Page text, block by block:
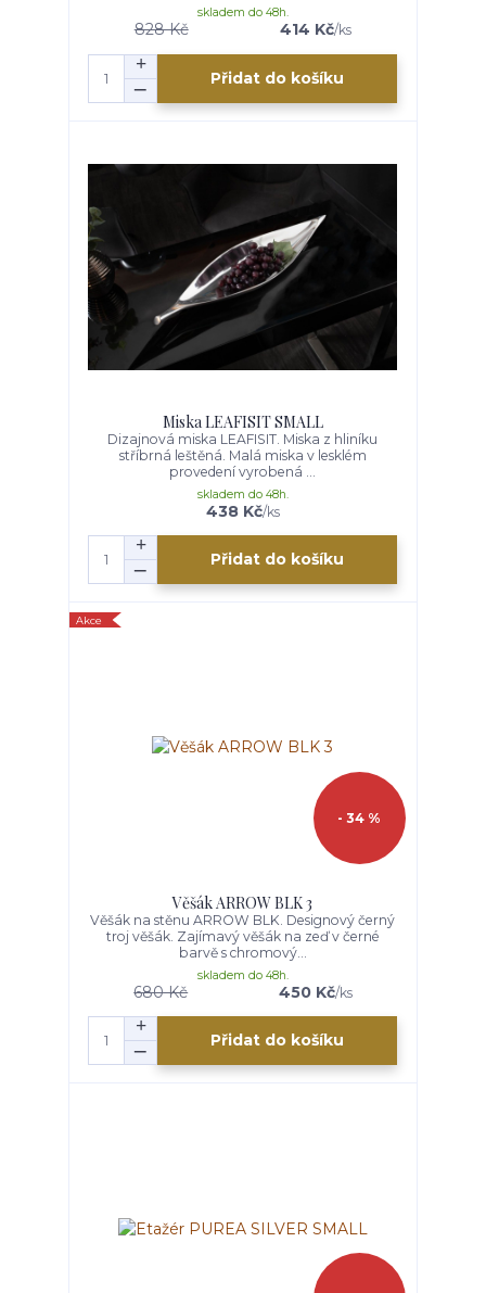
828 Kč 414 Kč/ks
skladem do 48h.
Přidat do košíku
Miska LEAFISIT SMALL
Dizajnová miska LEAFISIT. Miska z hliníku
stříbrná leštěná. Malá miska v lesklém
provedení vyrobená ...
438 Kč/ks
skladem do 48h.
Přidat do košíku
Akce
- 34 %
Věšák ARROW BLK 3
Věšák na stěnu ARROW BLK. Designový černý
troj věšák. Zajímavý věšák na zeď v černé
barvě s chromový...
680 Kč 450 Kč/ks
skladem do 48h.
Přidat do košíku